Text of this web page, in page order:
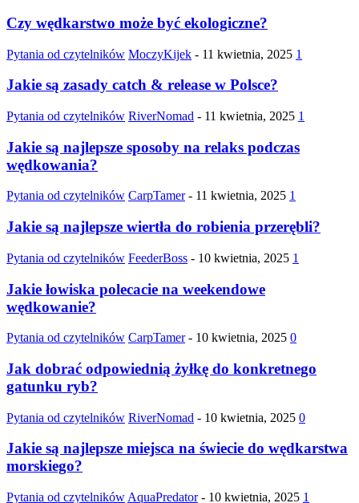
Czy wędkarstwo może być ekologiczne?
Pytania od czytelników MoczyKijek - 11 kwietnia, 2025 1
Jakie są zasady catch & release w Polsce?
Pytania od czytelników RiverNomad - 11 kwietnia, 2025 1
Jakie są najlepsze sposoby na relaks podczas
wędkowania?
Pytania od czytelników CarpTamer - 11 kwietnia, 2025 1
Jakie są najlepsze wiertła do robienia przerębli?
Pytania od czytelników FeederBoss - 10 kwietnia, 2025 1
Jakie łowiska polecacie na weekendowe
wędkowanie?
Pytania od czytelników CarpTamer - 10 kwietnia, 2025 0
Jak dobrać odpowiednią żyłkę do konkretnego
gatunku ryb?
Pytania od czytelników RiverNomad - 10 kwietnia, 2025 0
Jakie są najlepsze miejsca na świecie do wędkarstwa
morskiego?
Pytania od czytelników AquaPredator - 10 kwietnia, 2025 1